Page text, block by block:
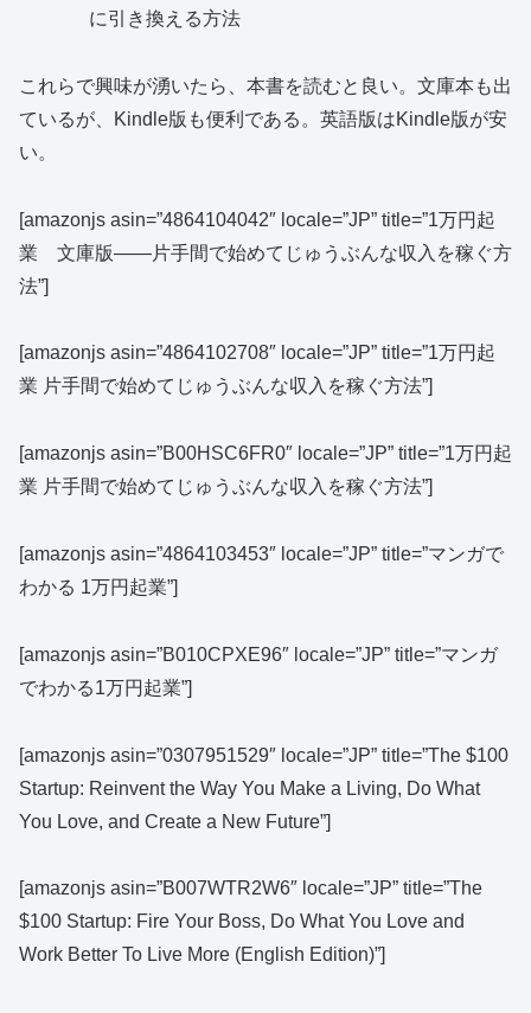
に引き換える方法
これらで興味が湧いたら、本書を読むと良い。文庫本も出
ているが、Kindle版も便利である。英語版はKindle版が安
い。
[amazonjs asin=”4864104042″ locale=”JP” title=”1万円起
業 文庫版――片手間で始めてじゅうぶんな収入を稼ぐ方
法”]
[amazonjs asin=”4864102708″ locale=”JP” title=”1万円起
業 片手間で始めてじゅうぶんな収入を稼ぐ方法”]
[amazonjs asin=”B00HSC6FR0″ locale=”JP” title=”1万円起
業 片手間で始めてじゅうぶんな収入を稼ぐ方法”]
[amazonjs asin=”4864103453″ locale=”JP” title=”マンガで
わかる 1万円起業”]
[amazonjs asin=”B010CPXE96″ locale=”JP” title=”マンガ
でわかる1万円起業”]
[amazonjs asin=”0307951529″ locale=”JP” title=”The $100
Startup: Reinvent the Way You Make a Living, Do What
You Love, and Create a New Future”]
[amazonjs asin=”B007WTR2W6″ locale=”JP” title=”The
$100 Startup: Fire Your Boss, Do What You Love and
Work Better To Live More (English Edition)”]